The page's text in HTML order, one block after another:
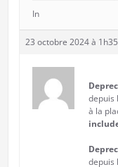
In
23 octobre 2024 à 1h35
depuis
à la
depuis